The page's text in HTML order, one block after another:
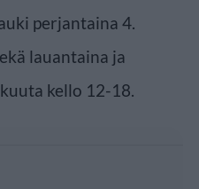
perjantaina 4.
lauantaina ja
kello 12-18.